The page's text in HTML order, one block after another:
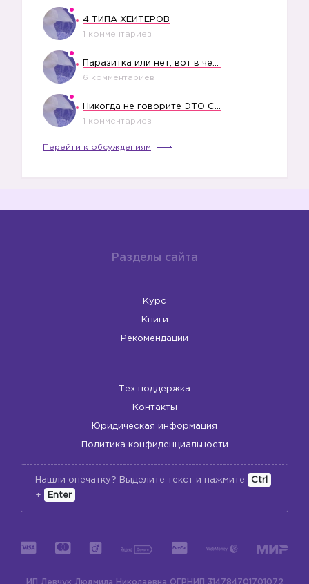
4 ТИПА ХЕЙТЕРОВ
1 комментариев
6 комментариев
1 комментариев
Перейти к обсуждениям
Разделы сайта
Курс
Книги
Рекомендации
Тех поддержка
Контакты
Юридическая информация
Политика конфиденциальности
Нашли опечатку? Выделите текст и нажмите
Ctrl
+
Enter
ИП Левчук Людмила Николаевна ОГРНИП 314784701701072